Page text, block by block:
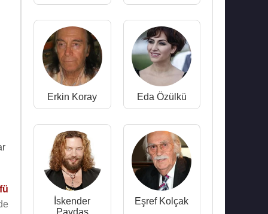
Erkin Koray Eda Özülkü
İskender
Paydaş
Eşref Kolçak